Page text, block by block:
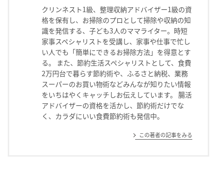
クリンネスト1級、整理収納アドバイザー1級の資
格を保有し、お掃除のプロとして掃除や収納の知
識を発信する、子ども3人のママライター。時短
家事スペシャリストを受講し、家事や仕事で忙し
い人でも「簡単にできるお掃除方法」を得意とす
る。 また、節約生活スペシャリストとして、食費
2万円台で暮らす節約術や、ふるさと納税、業務
スーパーのお買い物術などみんなが知りたい情報
をいちはやくキャッチしお伝えしています。 腸活
アドバイザーの資格を活かし、節約術だけでな
く、カラダにいい食費節約術も発信中。
この著者の記事をみる